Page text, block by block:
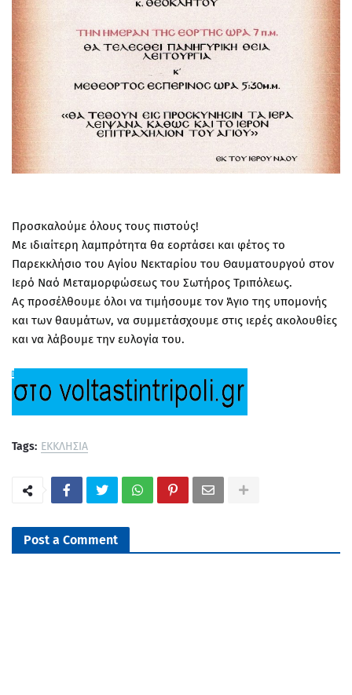
Προσκαλούμε όλους τους πιστούς!
Με ιδιαίτερη λαμπρότητα θα εορτάσει και φέτος το
Παρεκκλήσιο του Αγίου Νεκταρίου του Θαυματουργού στον
Ιερό Ναό Μεταμορφώσεως του Σωτήρος Τριπόλεως.
Ας προσέλθουμε όλοι να τιμήσουμε τον Άγιο της υπομονής
και των θαυμάτων, να συμμετάσχουμε στις ιερές ακολουθίες
και να λάβουμε την ευλογία του.
Tags: ΕΚΚΛΗΣΙΑ
Post a Comment